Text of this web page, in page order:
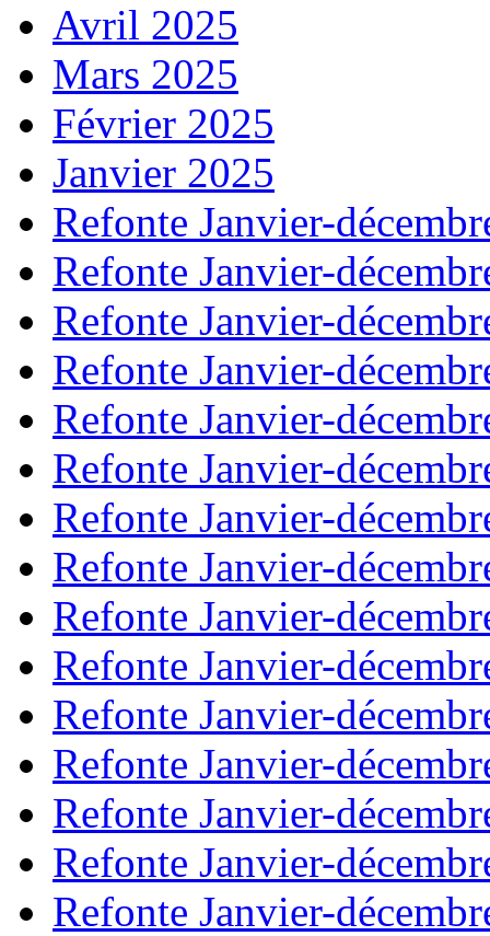
Avril 2025
Mars 2025
Février 2025
Janvier 2025
Refonte Janvier-
Refonte Janvier-
Refonte Janvier-
Refonte Janvier-
Refonte Janvier-
Refonte Janvier-
Refonte Janvier-
Refonte Janvier-
Refonte Janvier-
Refonte Janvier-
Refonte Janvier-
Refonte Janvier-
Refonte Janvier-
Refonte Janvier-
Refonte Janvier-